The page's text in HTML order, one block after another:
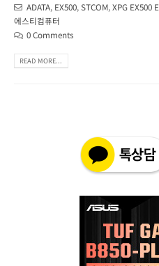
ADATA, EX500,STCOM,XPG EX500
에스티컴퓨터
0 Comments
READ MORE...